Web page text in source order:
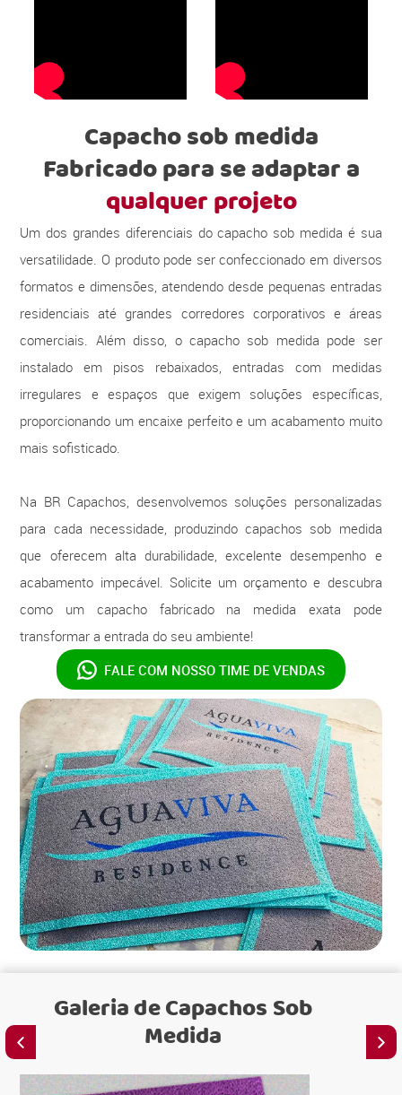
Capacho sob medida
Fabricado para se adaptar a
qualquer projeto
Um dos grandes diferenciais do capacho sob medida é sua
versatilidade. O produto pode ser confeccionado em diversos
formatos e dimensões, atendendo desde pequenas entradas
residenciais até grandes corredores corporativos e áreas
comerciais. Além disso, o capacho sob medida pode ser
instalado em pisos rebaixados, entradas com medidas
irregulares e espaços que exigem soluções específicas,
proporcionando um encaixe perfeito e um acabamento muito
mais sofisticado.
Na BR Capachos, desenvolvemos soluções personalizadas
para cada necessidade, produzindo capachos sob medida
que oferecem alta durabilidade, excelente desempenho e
acabamento impecável. Solicite um orçamento e descubra
como um capacho fabricado na medida exata pode
transformar a entrada do seu ambiente!
FALE COM NOSSO TIME DE VENDAS
Galeria deCapachos Sob
Medida